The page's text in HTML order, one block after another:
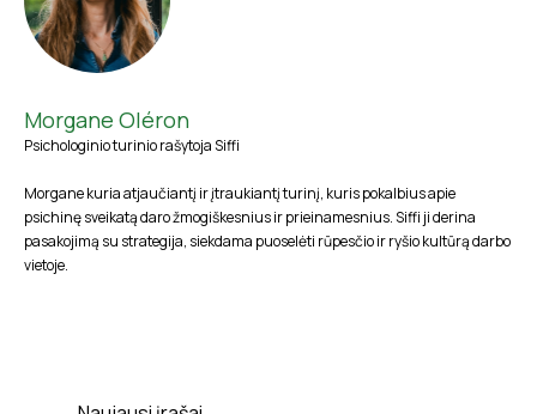
Morgane Oléron
Psichologinio turinio rašytoja Siffi
Morgane kuria atjaučiantį ir įtraukiantį turinį, kuris pokalbius apie
psichinę sveikatą daro žmogiškesnius ir prieinamesnius. Siffi ji derina
pasakojimą su strategija, siekdama puoselėti rūpesčio ir ryšio kultūrą darbo
vietoje.